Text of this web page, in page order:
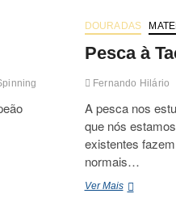
DOURADAS
Pesca à
Fernando Hilário
A pesca nos
que nós
existentes
normais…
Ver MaisPesca